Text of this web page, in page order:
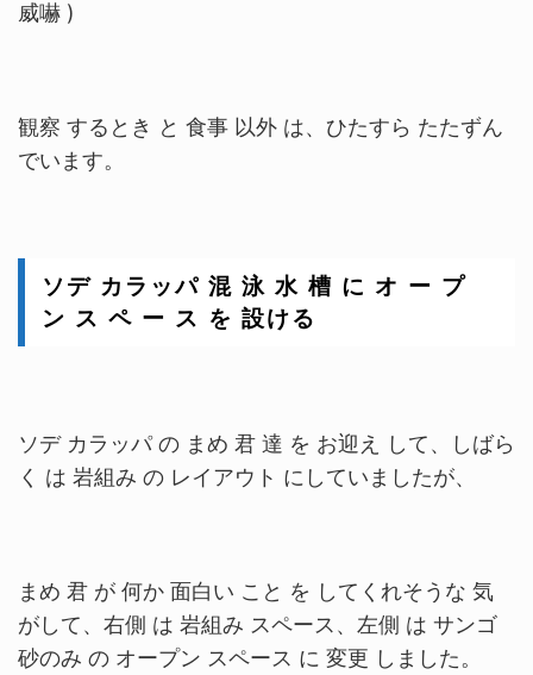
威嚇 )
観察 するとき と 食事 以外 は、ひたすら たたずん
でいます。
ソデ カラッパ 混 泳 水 槽 に オ ー プ
ン ス ペ ー ス を 設ける
ソデ カラッパ の まめ 君 達 を お迎え して、しばら
く は 岩組み の レイアウト にしていましたが、
まめ 君 が 何か 面白い こと を してくれそうな 気
がして、右側 は 岩組み スペース、左側 は サンゴ
砂のみ の オープン スペース に 変更 しました。